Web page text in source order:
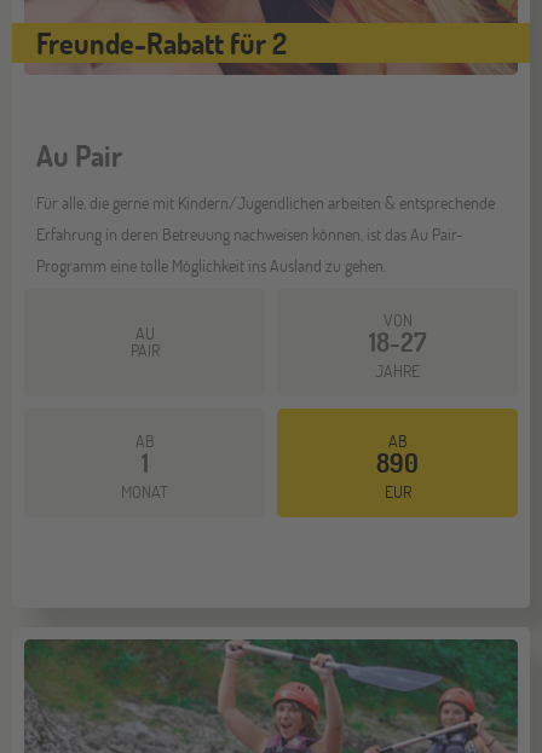
Freunde-Rabatt für 2
Au Pair
Für alle, die gerne mit Kindern/Jugendlichen arbeiten & entsprechende
Erfahrung in deren Betreuung nachweisen können, ist das Au Pair-
Programm eine tolle Möglichkeit ins Ausland zu gehen.
AU
PAIR
VON
18-27
JAHRE
AB
1
MONAT
AB
890
EUR